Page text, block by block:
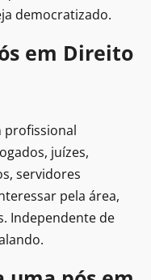
democratizado.
em Direito
profissional
juízes,
servidores
pela área,
Independente de